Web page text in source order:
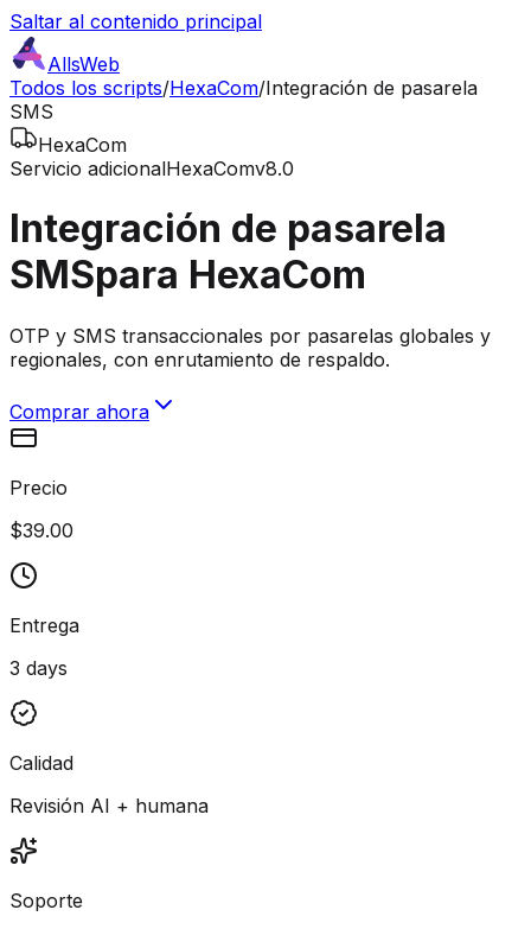
Saltar al contenido principal
AllsWeb
Todos los scripts/HexaCom/Integración de pasarela
SMS
HexaCom
Servicio adicionalHexaComv8.0
Integración de pasarela
SMSpara HexaCom
OTP y SMS transaccionales por pasarelas globales y
regionales, con enrutamiento de respaldo.
Comprar ahora
Precio
$39.00
Entrega
3 days
Calidad
Revisión AI + humana
Soporte